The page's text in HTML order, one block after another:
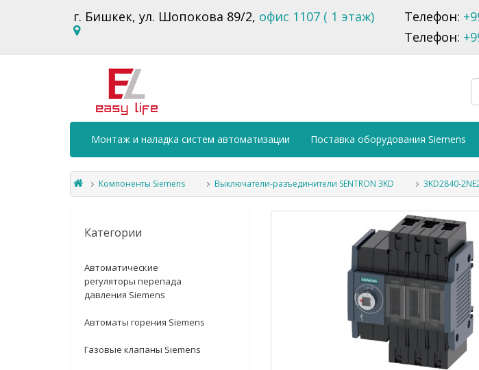
г. Бишкек, ул. Шопокова 89/2, офис 1107 ( 1 этаж) Телефон:
Телефон:
Монтаж и наладка систем автоматизации Поставка оборудования Siemens
Компоненты Siemens Выключатели-разъединители SENTRON 3KD 3KD2840-
Категории
Автоматические
регуляторы перепада
давления Siemens
Автоматы горения Siemens
Газовые клапаны Siemens